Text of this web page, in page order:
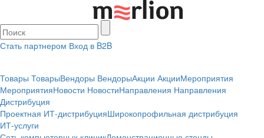
Стать партнером Вход в B2B
Товары ТоварыВендоры ВендорыАкции АкцииМероприятия
МероприятияНовости НовостиНаправления Направления
Дистрибуция
Проектная ИТ-дистрибуцияШирокопрофильная дистрибуция
ИТ-услуги